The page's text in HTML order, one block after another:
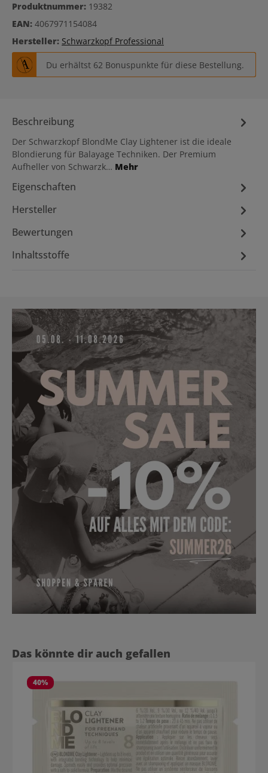
Produktnummer: 19382
EAN: 4067971154084
Hersteller: Schwarzkopf Professional
Du erhältst 62 Bonuspunkte für diese Bestellung.
Beschreibung
Der Schwarzkopf BlondMe Clay Lightener ist die ideale
Blondierung für Balayage Techniken. Der Premium
Aufheller von Schwarzk… Mehr
Eigenschaften
Hersteller
Bewertungen
Inhaltsstoffe
Produktgalerie überspringen
Das könnte dir auch gefallen
40%